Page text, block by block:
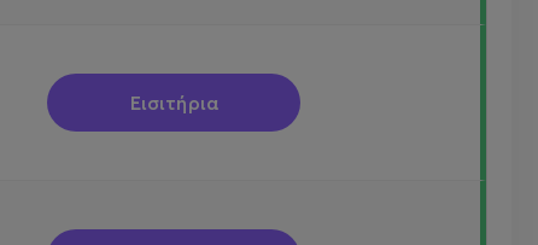
Εισιτήρια